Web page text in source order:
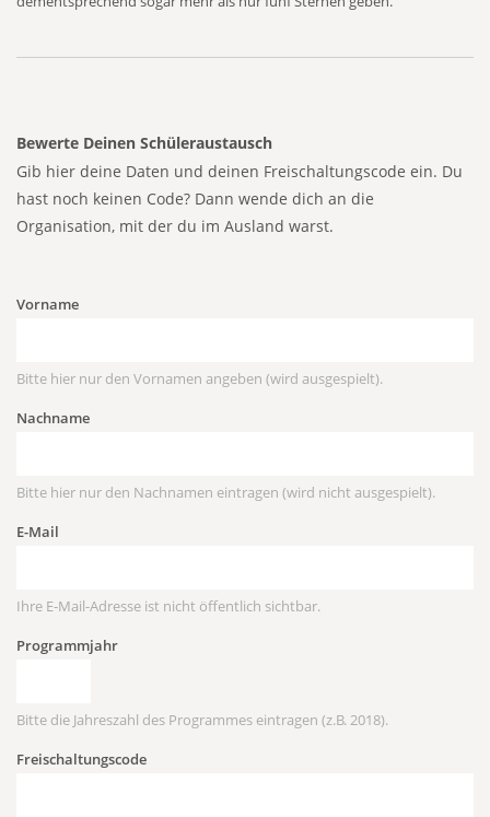
Bewerte Deinen Schüleraustausch
Gib hier deine Daten und deinen Freischaltungscode ein. Du
hast noch keinen Code? Dann wende dich an die
Organisation, mit der du im Ausland warst.
Vorname
Bitte hier nur den Vornamen angeben (wird ausgespielt).
Nachname
Bitte hier nur den Nachnamen eintragen (wird nicht ausgespielt).
E-Mail
Ihre E-Mail-Adresse ist nicht öffentlich sichtbar.
Programmjahr
Bitte die Jahreszahl des Programmes eintragen (z.B. 2018).
Freischaltungscode